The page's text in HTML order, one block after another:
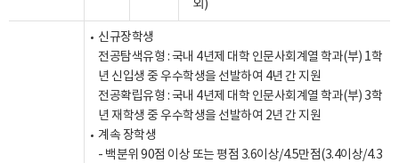
외)
신규장학생
전공탐색유형 : 국내 4년제 대학 인문사회계열 학과(부) 1학
년 신입생 중 우수학생을 선발하여 4년 간 지원
전공확립유형 : 국내 4년제 대학 인문사회계열 학과(부) 3학
년 재학생 중 우수학생을 선발하여 2년 간 지원
계속 장학생
- 백분위 90점 이상 또는 평점 3.6이상/4.5만점(3.4이상/4.3